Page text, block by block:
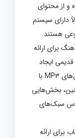
و از محتوای
دارای سیستم
هستند.
برای ارائه
ایجاد
می‌شوند. در این سایت‌ها می‌توان فایل‌های MP3 با
بخش‌هایی
سبک‌های
برای ارائه